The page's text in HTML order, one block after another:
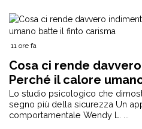
11 ore fa
Cosa ci rende
Perché il calore
carisma
Lo studio psicologico che
segno più della sicurezza Un
comportamentale Wendy L. ...